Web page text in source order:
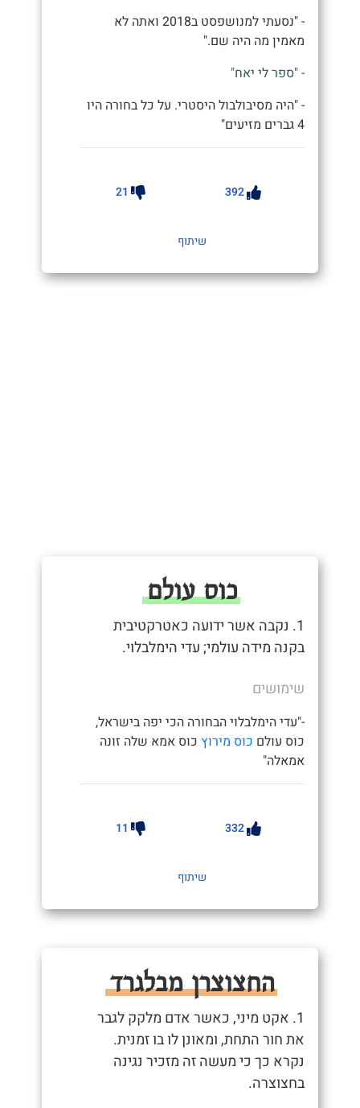
- "נסעתי למנושפסט ב2018 ואתה לא
מאמין מה היה שם."
- "ספר לי יאח"
- "היה מסיבולבול היסטרי. על כל בחורה היו
4 גברים מזיעים"
392
21
שיתוף
כוס עולם
1. נקבה אשר ידועה כאטרקטיבית
בקנה מידה עולמי; עדי הימלבלוי.
שימושים
-"עדי הימלבלוי הבחורה הכי יפה בישראל,
כוס עולם כוס מירוץ כוס אמא שלה זונה
אמאלה"
332
11
שיתוף
החצוצרן מבלגרד
1. אקט מיני, כאשר אדם מלקק לגבר
את חור התחת, ומאונן לו בו זמנית.
נקרא כך כי מעשה זה מזכיר נגינה
בחצוצרה.